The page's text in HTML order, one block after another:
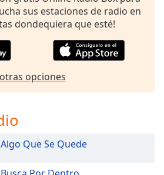
sus estaciones de radio en
dondequiera que esté!
otras opciones
Algo Que Se Quede